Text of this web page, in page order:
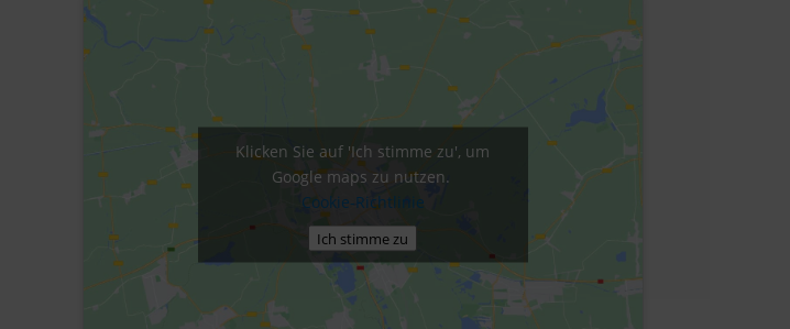
Klicken Sie auf 'Ich stimme zu', um
Google maps zu nutzen.
Cookie-Richtlinie
Ich stimme zu